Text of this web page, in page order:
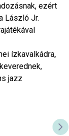
ezért
László Jr.
ízkavalkádra,
jazz